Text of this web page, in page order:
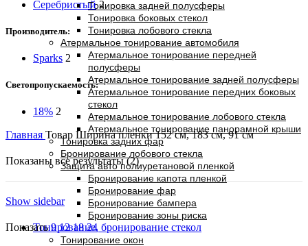
Тонировка задней полусферы
Тонировка боковых стекол
Тонировка лобового стекла
Атермальное тонирование автомобиля
Атермальное тонирование передней
полусферы
Атермальное тонирование задней полусферы
Атермальное тонирование передних боковых
стекол
Атермальное тонирование лобового стекла
Атермальное тонирование панорамной крыши
Тонировка задних фар
Бронирование лобового стекла
Защита авто полиуретановой пленкой
Бронирование капота пленкой
Бронирование фар
Бронирование бампера
Бронирование зоны риска
Тонирование, бронирование стекол
Тонирование окон
Серебристый 2
Производитель:
Sparks 2
Светопропускаемость:
18% 2
Главная Товар Ширина пленки152 см, 183 см, 91 см
Показаны все результаты (2)
Show sidebar
Показать9121824